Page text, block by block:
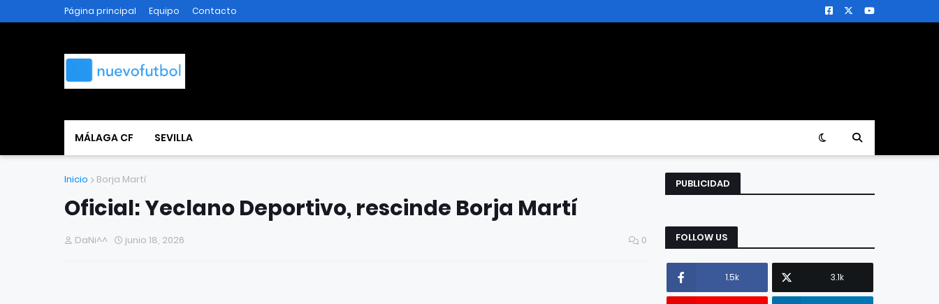
Página principal Equipo Contacto
MÁLAGA CF SEVILLA
Inicio Borja Martí
Oficial: Yeclano Deportivo, rescinde Borja Martí
DaNi^^ junio 18, 2026 0
PUBLICIDAD
FOLLOW US
1.5k 3.1k